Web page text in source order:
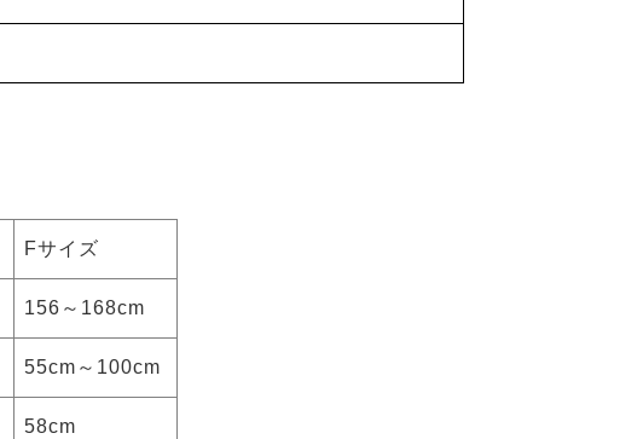
Fサイズ
156～168cm
55cm～100cm
58cm